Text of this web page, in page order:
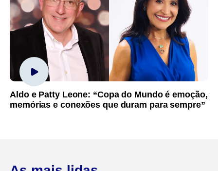
Aldo e Patty Leone: “Copa do Mundo é emoção,
memórias e conexões que duram para sempre”